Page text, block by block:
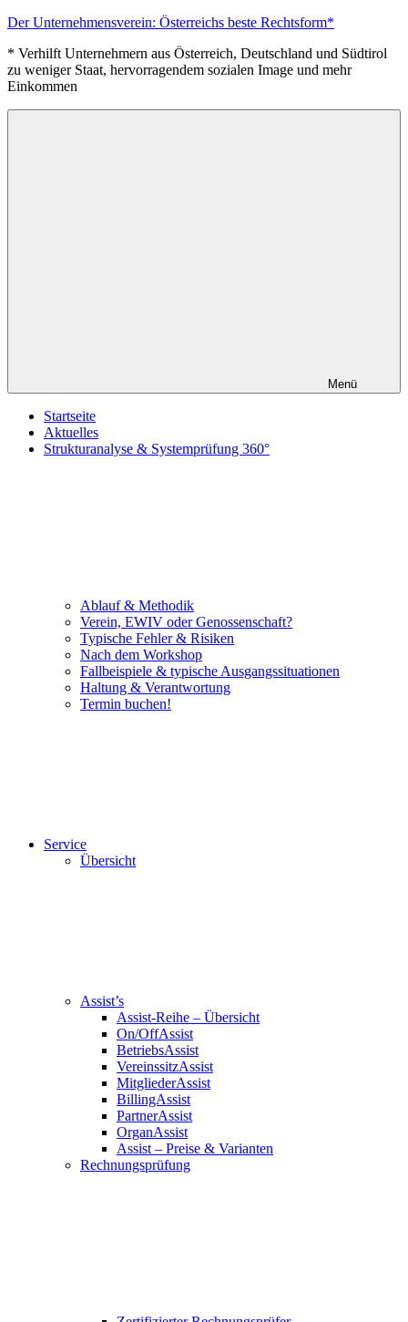
Zum
springen
Der Unternehmensverein: Österreichs beste Rechtsform*
* Verhilft Unternehmern aus Österreich, Deutschland und Südtirol
zu weniger Staat, hervorragendem sozialen Image und mehr
Einkommen
Menü
Startseite
Aktuelles
Strukturanalyse & Systemprüfung 360°
Ablauf & Methodik
Verein, EWIV oder Genossenschaft?
Typische Fehler & Risiken
Nach dem Workshop
Fallbeispiele & typische Ausgangssituationen
Haltung & Verantwortung
Termin buchen!
Service
Übersicht
Assist’s
Assist-Reihe – Übersicht
On/OffAssist
BetriebsAssist
VereinssitzAssist
MitgliederAssist
BillingAssist
PartnerAssist
OrganAssist
Assist – Preise & Varianten
Rechnungsprüfung